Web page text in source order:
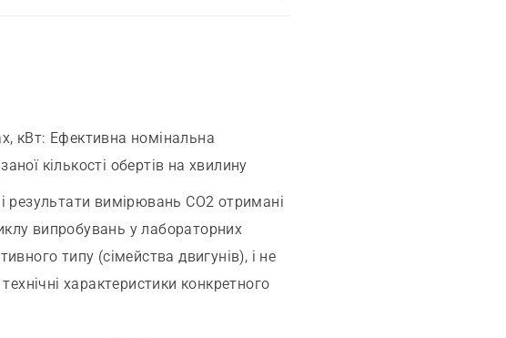
кВт: Ефективна номінальна
кількості обертів на хвилину
результати вимірювань СО2 отримані
випробувань у лабораторних
типу (сімейства двигунів), і не
характеристики конкретного